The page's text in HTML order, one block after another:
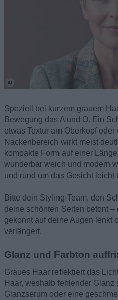
Speziell bei kurzem grauem
Bewegung das A und O. Ein
etwas Textur am Oberkopf
Nackenbereich wirkt meist
kompakte Form auf einer
wunderbar weich und modern
und rund um das Gesicht leicht
Bitte dein Styling-Team, den
deine schönten Seiten betont
gekonnt auf deine Augen lenkt
verlängert.
Glanz und Farbton
Graues Haar reflektiert das
Haar, weshalb fehlender
Glanzserum oder eine